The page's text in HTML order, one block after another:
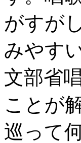
がすが
みやす
文部省
ことが
巡って